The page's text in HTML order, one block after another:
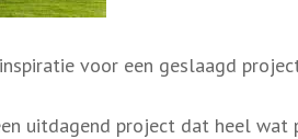
voor een geslaagd
uitdagend project dat heel